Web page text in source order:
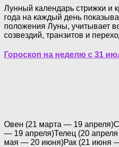
Лунный календарь стрижки и
года на каждый день
положения Луны, учитывает
созвездий, транзитов и
Гороскоп на неделю с 31
Овен (21 марта — 19
— 19 апреля)Телец (20
мая — 20 июня)Рак (21 июня